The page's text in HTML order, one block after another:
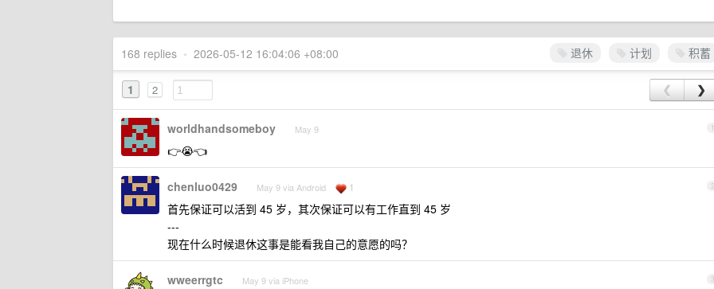
退休 计划 积蓄
168 replies • 2026-05-12 16:04:06 +08:00
1 2 ❮ ❯
1
worldhandsomeboy May 9
👉😭👈
2
chenluo0429 May 9 via Android 1
首先保证可以活到 45 岁，其次保证可以有工作直到 45 岁
---
现在什么时候退休这事是能看我自己的意愿的吗？
3
wweerrgtc May 9 via iPhone